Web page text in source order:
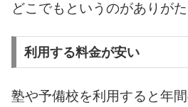
どこでもというのがありがた
利用する料金が安い
塾や予備校を利用すると年